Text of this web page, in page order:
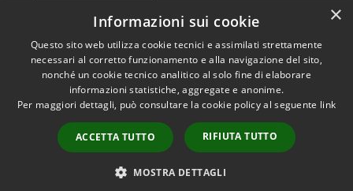
Fatturare al comune
Accessibilità
Le foto nelle pagine sono
concesse dagli autori
presenti supixabay.com
efreepik.com
×
Informazioni sui cookie
Questo sito web utilizza cookie tecnici e assimilati strettamente
necessari al corretto funzionamento e alla navigazione del sito,
nonché un cookie tecnico analitico al solo fine di elaborare
informazioni statistiche, aggregate e anonime.
Per maggiori dettagli, può consultare la cookie policy al seguente link
ACCETTA TUTTO RIFIUTA TUTTO
MOSTRA DETTAGLI